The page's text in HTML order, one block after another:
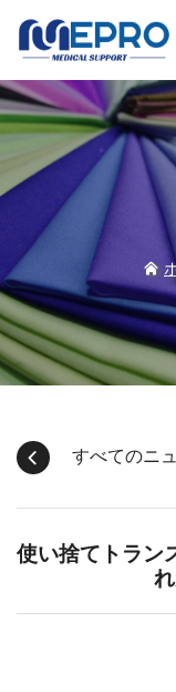
すべてのニ
使い捨てトラン